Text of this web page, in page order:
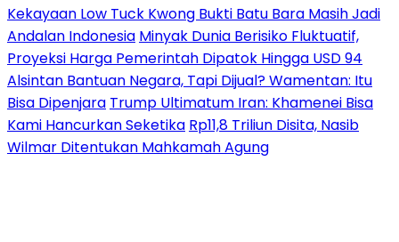
Kekayaan Low Tuck Kwong Bukti Batu Bara Masih Jadi
Andalan Indonesia Minyak Dunia Berisiko Fluktuatif,
Proyeksi Harga Pemerintah Dipatok Hingga USD 94
Alsintan Bantuan Negara, Tapi Dijual? Wamentan: Itu
Bisa Dipenjara Trump Ultimatum Iran: Khamenei Bisa
Kami Hancurkan Seketika Rp11,8 Triliun Disita, Nasib
Wilmar Ditentukan Mahkamah Agung